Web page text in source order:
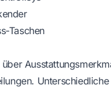
Taschen